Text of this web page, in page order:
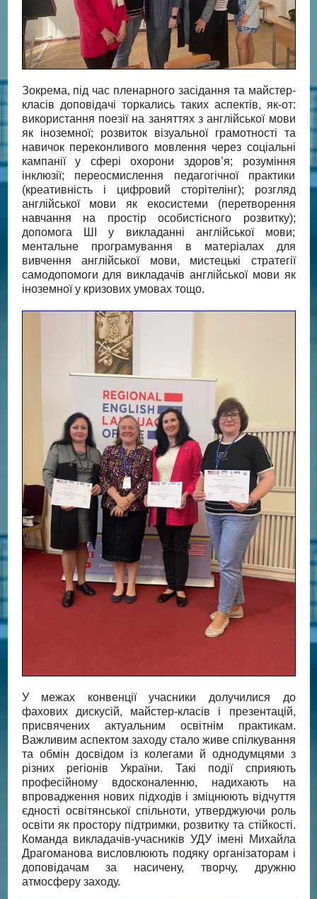
Зокрема, під час пленарного засідання та майстер-
класів доповідачі торкались таких аспектів, як-от:
використання поезії на заняттях з англійської мови
як іноземної; розвиток візуальної грамотності та
навичок переконливого мовлення через соціальні
кампанії у сфері охорони здоров’я; розуміння
інклюзії; переосмислення педагогічної практики
(креативність і цифровий сторітелінг); розгляд
англійської мови як екосистеми (перетворення
навчання на простір особистісного розвитку);
допомога ШІ у викладанні англійської мови;
ментальне програмування в матеріалах для
вивчення англійської мови, мистецькі стратегії
самодопомоги для викладачів англійської мови як
іноземної у кризових умовах тощо.
У межах конвенції учасники долучилися до
фахових дискусій, майстер-класів і презентацій,
присвячених актуальним освітнім практикам.
Важливим аспектом заходу стало живе спілкування
та обмін досвідом із колегами й однодумцями з
різних регіонів України. Такі події сприяють
професійному вдосконаленню, надихають на
впровадження нових підходів і зміцнюють відчуття
єдності освітянської спільноти, утверджуючи роль
освіти як простору підтримки, розвитку та стійкості.
Команда викладачів-учасників УДУ імені Михайла
Драгоманова висловлюють подяку організаторам і
доповідачам за насичену, творчу, дружню
атмосферу заходу.